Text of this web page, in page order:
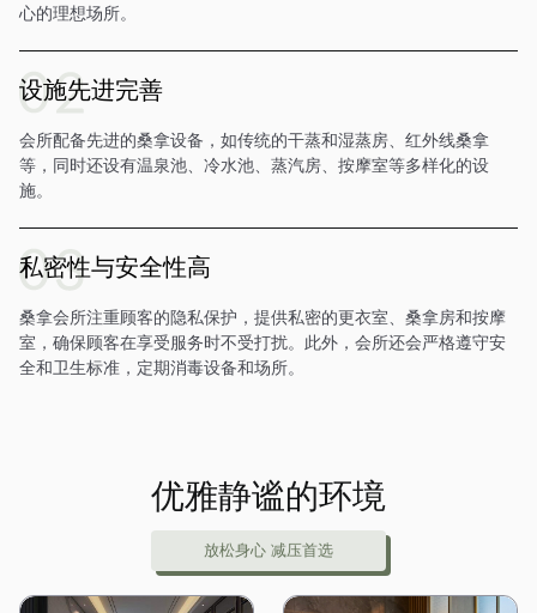
心的理想场所。
设施先进完善
会所配备先进的桑拿设备，如传统的干蒸和湿蒸房、红外线桑拿
等，同时还设有温泉池、冷水池、蒸汽房、按摩室等多样化的设
施。
私密性与安全性高
桑拿会所注重顾客的隐私保护，提供私密的更衣室、桑拿房和按摩
室，确保顾客在享受服务时不受打扰。此外，会所还会严格遵守安
全和卫生标准，定期消毒设备和场所。
优雅静谧的环境
放松身心 减压首选